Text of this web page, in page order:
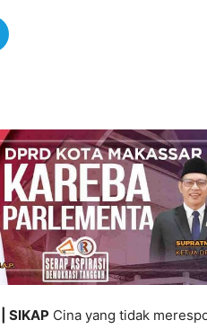
SIKAP Cina yang tidak